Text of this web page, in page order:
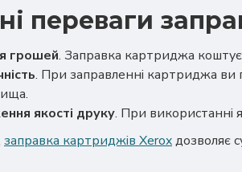
переваги
грошей. Заправка картриджа
. При заправленні картриджа ви
якості друку. При використанні
заправка картриджів Xeroxдозволяє